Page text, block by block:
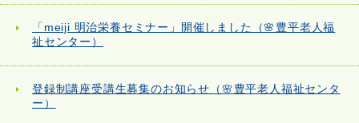
「meiji 明治栄養セミナー」開催しました（🌸豊平老人福
祉センター）
登録制講座受講生募集のお知らせ（🌸豊平老人福祉センタ
ー）